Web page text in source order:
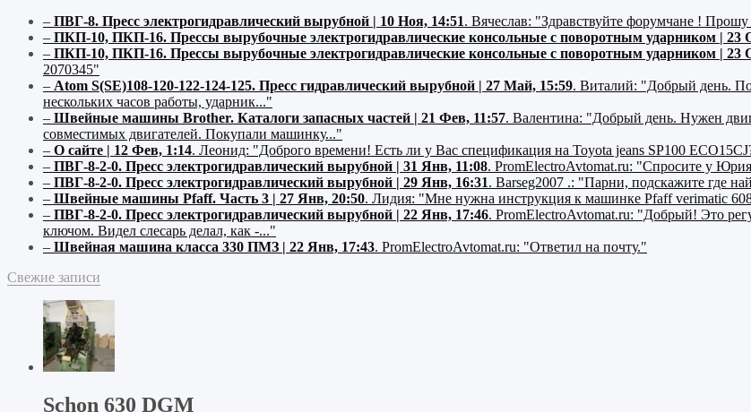
– ПВГ-8. Пресс электрогидравлический вырубной | 10 Ноя, 14:51. Вячеслав: "Здравствуйте форумчане !
– ПКП-10, ПКП-16. Прессы вырубочные электрогидравлические консольные с поворотным ударником | 23
– ПКП-10, ПКП-16. Прессы вырубочные электрогидравлические консольные с поворотным ударником | 23
2070345"
– Atom S(SE)108-120-122-124-125. Пресс гидравлический вырубной | 27 Май, 15:59. Виталий: "Добрый день.
нескольких часов работы, ударник..."
– Швейные машины Brother. Каталоги запасных частей | 21 Фев, 11:57. Валентина: "Добрый день. Нужен
совместимых двигателей. Покупали машинку..."
– О сайте | 12 Фев, 1:14. Леонид: "Доброго времени! Есть ли у Вас спецификация на Toyota jeans SP100
– ПВГ-8-2-0. Пресс электрогидравлический вырубной | 31 Янв, 11:08. PromElectroAvtomat.ru: "Спросите у Юрия
– ПВГ-8-2-0. Пресс электрогидравлический вырубной | 29 Янв, 16:31. Barseg2007 .: "Парни, подскажите где
– Швейные машины Pfaff. Часть 3 | 27 Янв, 20:50. Лидия: "Мне нужна инструкция к машинке Pfaff verimatic
– ПВГ-8-2-0. Пресс электрогидравлический вырубной | 22 Янв, 17:46. PromElectroAvtomat.ru: "Добрый! Это
ключом. Видел слесарь делал, как -..."
– Швейная машина класса 330 ПМЗ | 22 Янв, 17:43. PromElectroAvtomat.ru: "Ответил на почту."
Свежие записи
Schon 630 DGM